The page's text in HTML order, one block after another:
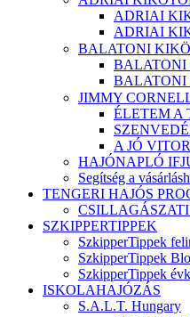
ADRIAI
ADRIAI
BALATONI
BALATONI
JIMMY
ÉLETEM A
A JÓ
HAJÓNAPLÓ
Segítség a
TENGERI HAJÓS
SZKIPPERTIPPEK
SzkipperTippek
SzkipperTippek
SzkipperTippek
ISKOLAHAJÓZÁS
S.A.L.T. Hungary